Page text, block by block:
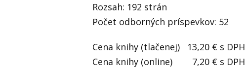
Rozsah: 192 strán
Počet odborných príspevkov: 52
Cena knihy (tlačenej) 13,20 € s DPH
Cena knihy (online) 7,20 € s DPH